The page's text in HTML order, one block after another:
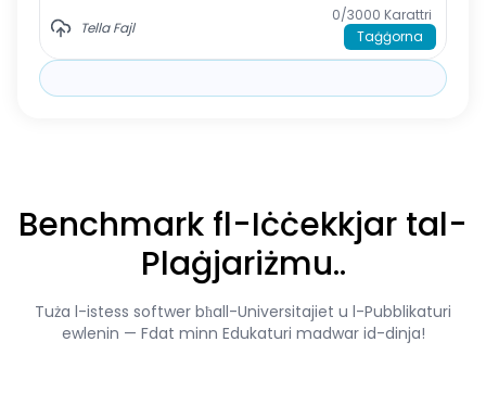
Tella Fajl
0/3000 Karattri
Taġġorna
Benchmark fl-Iċċekkjar tal-
Plaġjariżmu..
Tuża l-istess softwer bħall-Universitajiet u l-Pubblikaturi
ewlenin — Fdat minn Edukaturi madwar id-dinja!